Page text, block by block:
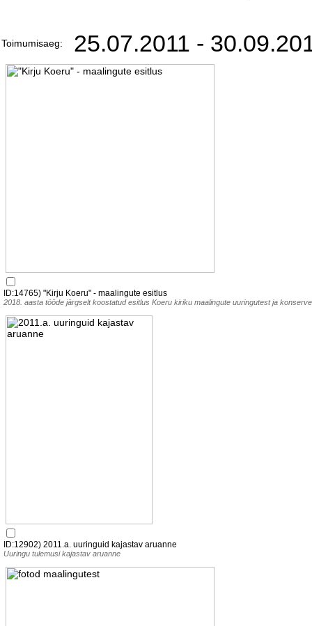
Toimumisaeg: 25.07.2011 -
ID:14765) "Kirju Koeru" - maalingute esitlus
2018. aasta tööde järgselt koostatud esitlus Koeru kiriku maalingute uuringutest ja
ID:12902) 2011.a. uuringuid kajastav aruanne
Uuringu tulemusi kajastav aruanne